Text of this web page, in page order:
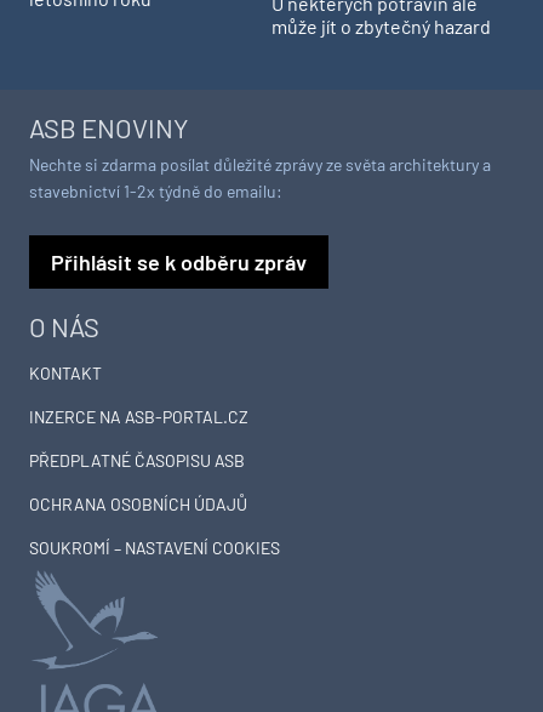
může jít o zbytečný hazard
O NÁS
KONTAKT
INZERCE NA ASB-PORTAL.CZ
PŘEDPLATNÉ ČASOPISU ASB
OCHRANA OSOBNÍCH ÚDAJŮ
SOUKROMÍ – NASTAVENÍ COOKIES
ASB ENOVINY
Nechte si zdarma posílat důležité zprávy ze světa architektury a
stavebnictví 1-2x týdně do emailu:
Přihlásit se k odběru zpráv